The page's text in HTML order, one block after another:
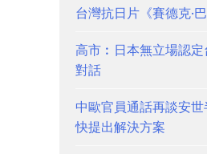
台灣抗日片《賽德克·
高市︰日本無立場認
對話
中歐官員通話再談安
快提出解決方案